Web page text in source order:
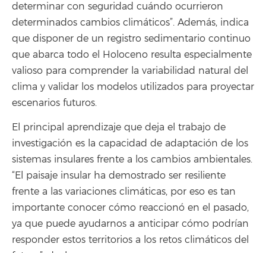
determinar con seguridad cuándo ocurrieron
determinados cambios climáticos”. Además, indica
que disponer de un registro sedimentario continuo
que abarca todo el Holoceno resulta especialmente
valioso para comprender la variabilidad natural del
clima y validar los modelos utilizados para proyectar
escenarios futuros.
El principal aprendizaje que deja el trabajo de
investigación es la capacidad de adaptación de los
sistemas insulares frente a los cambios ambientales.
“El paisaje insular ha demostrado ser resiliente
frente a las variaciones climáticas, por eso es tan
importante conocer cómo reaccionó en el pasado,
ya que puede ayudarnos a anticipar cómo podrían
responder estos territorios a los retos climáticos del